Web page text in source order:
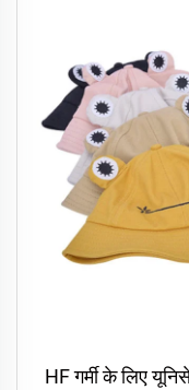
HF गर्मी के लिए